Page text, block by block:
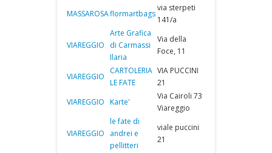
MASSAROSAflormartbags
via sterpeti
141/a
VIAREGGIO
Arte Grafica
di Carmassi
Ilaria
Via della
Foce, 11
VIAREGGIO
CARTOLERIA
LE FATE
VIA PUCCINI
21
VIAREGGIO Karte'
Via Cairoli 73
Viareggio
VIAREGGIO
le fate di
andrei e
pellitteri
viale puccini
21